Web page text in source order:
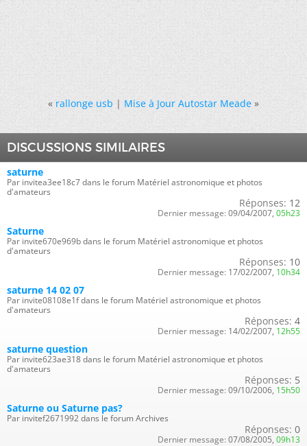
« rallonge usb|Mise à Jour Autostar Meade »
DISCUSSIONS SIMILAIRES
saturne
Par invitea3ee18c7 dans le forum Matériel astronomique et photos
d'amateurs
Réponses: 12
Dernier message: 09/04/2007, 05h23
Saturne
Par invite670e969b dans le forum Matériel astronomique et photos
d'amateurs
Réponses: 10
Dernier message: 17/02/2007, 10h34
saturne 14 02 07
Par invite08108e1f dans le forum Matériel astronomique et photos
d'amateurs
Réponses: 4
Dernier message: 14/02/2007, 12h55
saturne question
Par invite623ae318 dans le forum Matériel astronomique et photos
d'amateurs
Réponses: 5
Dernier message: 09/10/2006, 15h50
Saturne ou Saturne pas?
Par invitef2671992 dans le forum Archives
Réponses: 0
Dernier message: 07/08/2005, 09h13